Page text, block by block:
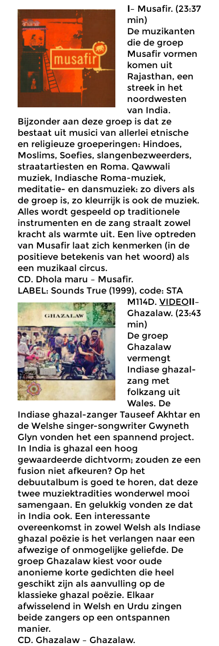
I– Musafir. (23:37
min)
De muzikanten
die de groep
Musafir vormen
komen uit
Rajasthan, een
streek in het
noordwesten
van India.
Bijzonder aan deze groep is dat ze
bestaat uit musici van allerlei etnische
en religieuze groeperingen: Hindoes,
Moslims, Soefies, slangenbezweerders,
straatartiesten en Roma. Qawwali
muziek, Indiasche Roma-muziek,
meditatie- en dansmuziek: zo divers als
de groep is, zo kleurrijk is ook de muziek.
Alles wordt gespeeld op traditionele
instrumenten en de zang straalt zowel
kracht als warmte uit. Een live optreden
van Musafir laat zich kenmerken (in de
positieve betekenis van het woord) als
een muzikaal circus.
CD. Dhola maru – Musafir.
LABEL: Sounds True (1999), code: STA
M114D. VIDEOII–
Ghazalaw. (23:43
min)
De groep
Ghazalaw
vermengt
Indiase ghazal-
zang met
folkzang uit
Wales. De
Indiase ghazal-zanger Tauseef Akhtar en
de Welshe singer-songwriter Gwyneth
Glyn vonden het een spannend project.
In India is ghazal een hoog
gewaardeerde dichtvorm; zouden ze een
fusion niet afkeuren? Op het
debuutalbum is goed te horen, dat deze
twee muziektradities wonderwel mooi
samengaan. En gelukkig vonden ze dat
in India ook. Een interessante
overeenkomst in zowel Welsh als Indiase
ghazal poëzie is het verlangen naar een
afwezige of onmogelijke geliefde. De
groep Ghazalaw kiest voor oude
anonieme korte gedichten die heel
geschikt zijn als aanvulling op de
klassieke ghazal poëzie. Elkaar
afwisselend in Welsh en Urdu zingen
beide zangers op een ontspannen
manier.
CD. Ghazalaw – Ghazalaw.